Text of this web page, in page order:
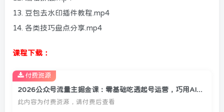
13. 豆包去水印插件教程.mp4
14. 各类技巧盘点分享.mp4
课程下载：
此内容为付费资源，请付费后查看
付费资源